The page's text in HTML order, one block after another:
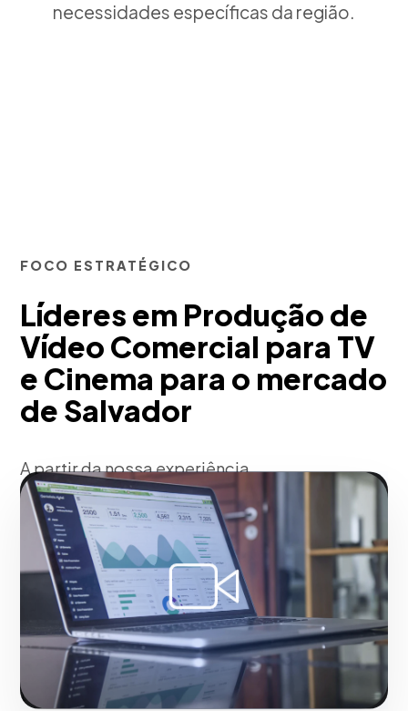
necessidades específicas da região.
FOCO ESTRATÉGICO
Líderes em Produção de
Vídeo Comercial para TV
e Cinema para o mercado
de Salvador
A partir da nossa experiência,
executamos filmes publicitários de alto
calibre operacional. Coordenamos o
elenco de atores, locações premium,
efeitos especiais (VFX) e equipamentos
técnicos de cinema (Arri/RED) para
alcançar uma estética impecável que
atenda aos exigentes padrões de
transmissão televisiva (Broadcast) e